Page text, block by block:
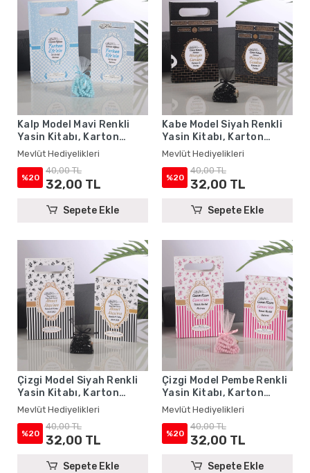
Kalp Model Mavi Renkli
Yasin Kitabı, Karton
Çanta ve Tesbih - Mevlüt
Hediyelikleri
Mevlüt Hediyelikleri
%20
40,00 TL
32,00 TL
Sepete Ekle
Kabe Model Siyah Renkli
Yasin Kitabı, Karton
Çanta ve Tesbih - Mevlüt
Hediyelikleri
Mevlüt Hediyelikleri
%20
40,00 TL
32,00 TL
Sepete Ekle
Çizgi Model Siyah Renkli
Yasin Kitabı, Karton
Çanta ve Tesbih - Mevlüt
Hediyelikleri
Mevlüt Hediyelikleri
%20
40,00 TL
32,00 TL
Sepete Ekle
Çizgi Model Pembe Renkli
Yasin Kitabı, Karton
Çanta ve Tesbih - Mevlüt
Hediyelikleri
Mevlüt Hediyelikleri
%20
40,00 TL
32,00 TL
Sepete Ekle